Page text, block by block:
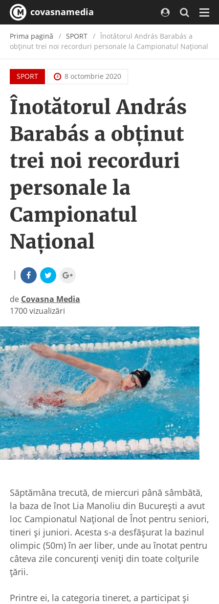
covasnamedia
Prima pagină SPORT
Înotătorul András Barabás a
obţinut trei noi recorduri personale la Campionatul Național
SPORT 8 octombrie 2020
Înotătorul András
Barabás a obţinut
trei noi recorduri
personale la
Campionatul
Național
|
de Covasna Media
|
1700 vizualizări
Săptămâna trecută, de miercuri până sâmbătă,
la baza de înot Lia Manoliu din București a avut
loc Campionatul Național de Înot pentru seniori,
tineri și juniori. Acesta s-a desfășurat la bazinul
olimpic (50m) în aer liber, unde au înotat pentru
câteva zile concurenți veniți din toate colțurile
țării.
Printre ei, la categoria tineret, a participat și